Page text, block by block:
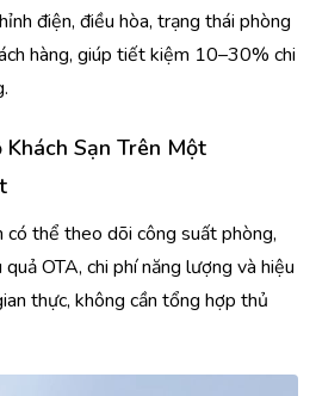
điện, điều hòa, trạng thái phòng
hàng, giúp tiết kiệm 10–30% chi
Khách Sạn Trên Một
có thể theo dõi công suất phòng,
OTA, chi phí năng lượng và hiệu
thực, không cần tổng hợp thủ